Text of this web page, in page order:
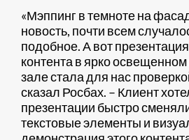
«Мэппинг в темноте на
новость, почти всем
подобное. А вот
контента в ярко
зале стала для нас
сказал Росбах. – Клиент
презентации быстро
текстовые элементы и